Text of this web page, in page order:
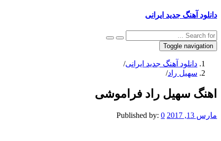
دانلود آهنگ جدید ایرانی
Toggle navigation
دانلود آهنگ جدید ایرانی/
سهیل راد/
اهنگ سهیل راد فراموشی
مارس 13, 2017 Published by: 0